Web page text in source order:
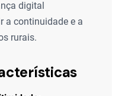
digital
a continuidade e a
rurais.